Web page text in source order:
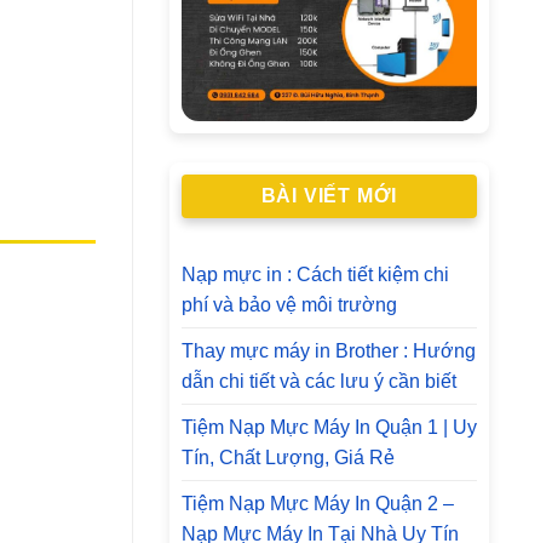
BÀI VIẾT MỚI
Nạp mực in : Cách tiết kiệm chi
phí và bảo vệ môi trường
Thay mực máy in Brother : Hướng
dẫn chi tiết và các lưu ý cần biết
Tiệm Nạp Mực Máy In Quận 1 | Uy
Tín, Chất Lượng, Giá Rẻ
Tiệm Nạp Mực Máy In Quận 2 –
Nạp Mực Máy In Tại Nhà Uy Tín